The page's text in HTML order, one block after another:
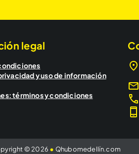
legal
y uso de información
términos y condiciones
© 2026 • Qhubomedellín.com